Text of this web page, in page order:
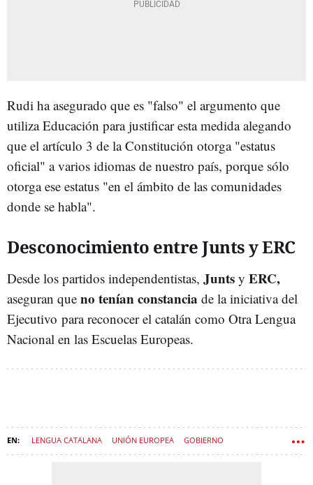
Rudi ha asegurado que es "falso" el argumento que
utiliza Educación para justificar esta medida alegando
que el artículo 3 de la Constitución otorga "estatus
oficial" a varios idiomas de nuestro país, porque sólo
otorga ese estatus "en el ámbito de las comunidades
donde se habla".
Desconocimiento entre Junts y ERC
Desde los partidos independentistas, Junts y ERC,
aseguran que no tenían constancia de la iniciativa del
Ejecutivo para reconocer el catalán como Otra Lengua
Nacional en las Escuelas Europeas.
LENGUA CATALANA UNIÓN EUROPEA GOBIERNO